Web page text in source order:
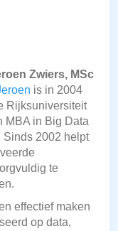
Zwiers, MSc
is in 2004
Rijksuniversiteit
MBA in Big Data
Sinds 2002 helpt
te
effectief maken
op data,